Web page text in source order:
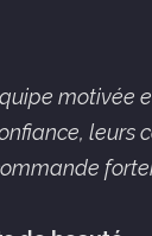
motivée
leurs